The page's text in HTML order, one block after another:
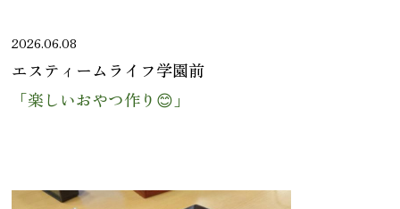
2026.06.08
エスティームライフ学園前
「楽しいおやつ作り😊」